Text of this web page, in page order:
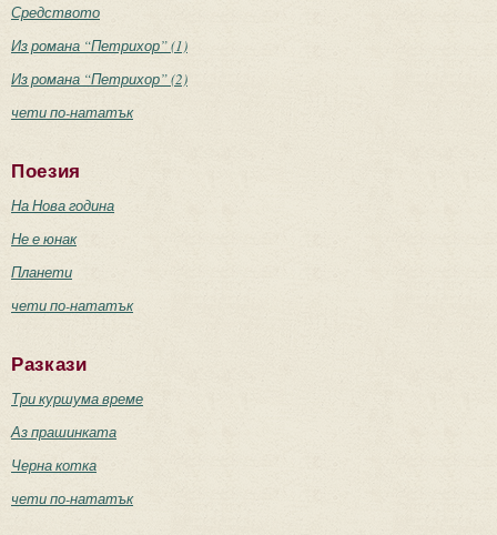
Средството
Из романа “Петрихор” (1)
Из романа “Петрихор” (2)
чети по-нататък
Поезия
На Нова година
Не е юнак
Планети
чети по-нататък
Разкази
Три куршума време
Аз прашинката
Черна котка
чети по-нататък